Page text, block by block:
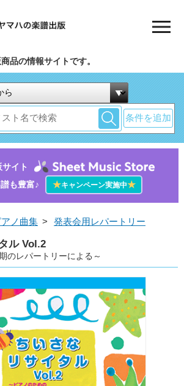
品の情報サイトです。
条件を追加
イト
も豊富♪
★キャンペーン実施中★
ノ曲集 > 発表会用レパートリー
ル Vol.2
のレパートリーによる～